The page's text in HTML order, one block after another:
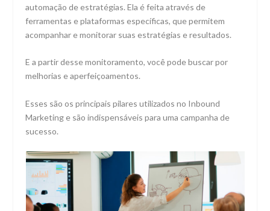
automação de estratégias. Ela é feita através de
ferramentas e plataformas específicas, que permitem
acompanhar e monitorar suas estratégias e resultados.
E a partir desse monitoramento, você pode buscar por
melhorias e aperfeiçoamentos.
Esses são os principais pilares utilizados no Inbound
Marketing e são indispensáveis para uma campanha de
sucesso.